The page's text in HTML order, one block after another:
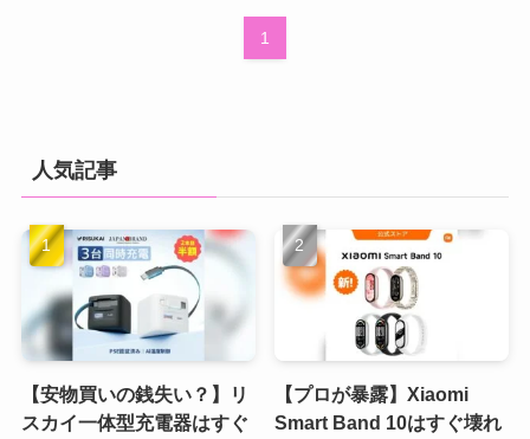
1
人気記事
【安物買いの銭失い？】リ
スカイ一体型充電器はすぐ
【プロが暴露】Xiaomi
Smart Band 10はすぐ壊れ